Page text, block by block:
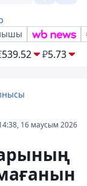
539.52 ₽5.73
16 маусым 2026